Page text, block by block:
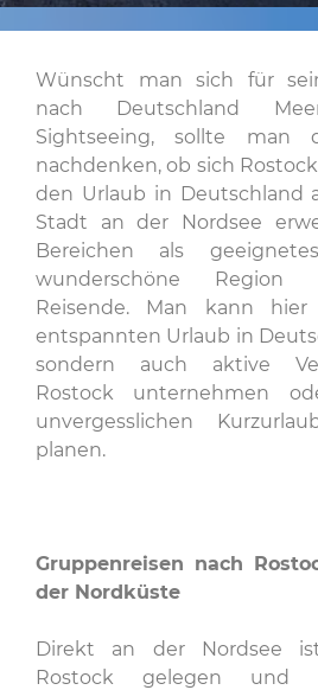
Wünscht man sich für
nach Deutschland
Sightseeing, sollte man
nachdenken, ob sich
den Urlaub in Deutschland
Stadt an der Nordsee
Bereichen als
wunderschöne Region
Reisende. Man kann
entspannten Urlaub in
sondern auch aktive
Rostock unternehmen
unvergesslichen
planen.
Gruppenreisen nach
der Nordküste
Direkt an der Nordsee
Rostock gelegen